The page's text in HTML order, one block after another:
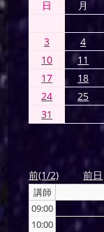
日 月
3
4
10
11
17
18
24
25
31
前(1/2) 前日
講師
09:00
10:00